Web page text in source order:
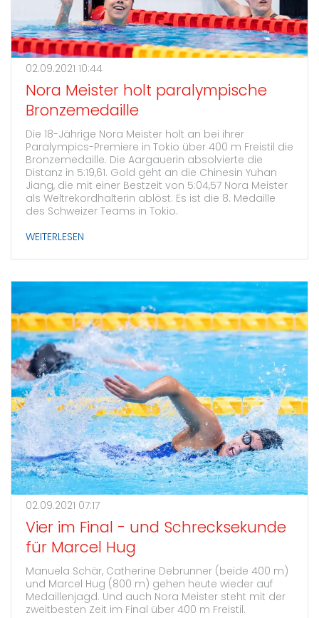
02.09.2021 10:44
Nora Meister holt paralympische
Bronzemedaille
Die 18-Jährige Nora Meister holt an bei ihrer
Paralympics-Premiere in Tokio über 400 m Freistil die
Bronzemedaille. Die Aargauerin absolvierte die
Distanz in 5:19,61. Gold geht an die Chinesin Yuhan
Jiang, die mit einer Bestzeit von 5:04,57 Nora Meister
als Weltrekordhalterin ablöst. Es ist die 8. Medaille
des Schweizer Teams in Tokio.
WEITERLESEN
02.09.2021 07:17
Vier im Final - und Schrecksekunde
für Marcel Hug
Manuela Schär, Catherine Debrunner (beide 400 m)
und Marcel Hug (800 m) gehen heute wieder auf
Medaillenjagd. Und auch Nora Meister steht mit der
zweitbesten Zeit im Final über 400 m Freistil.